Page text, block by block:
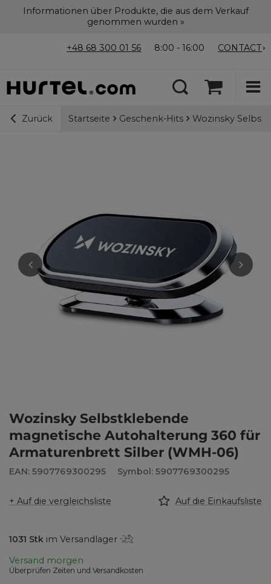
Informationen über Produkte, die aus dem Verkauf
genommen wurden »
+48 68 300 01 56 8:00 - 16:00 CONTACT
Zurück Startseite Geschenk-Hits Wozinsky
Wozinsky Selbstklebende
magnetische Autohalterung 360 für
Armaturenbrett Silber (WMH-06)
EAN: 5907769300295 Symbol: 5907769300295
+ Auf die vergleichsliste Auf die Einkaufsliste
1031 Stk im Versandlager
Versand morgen
Überprüfen Zeiten und Versandkosten